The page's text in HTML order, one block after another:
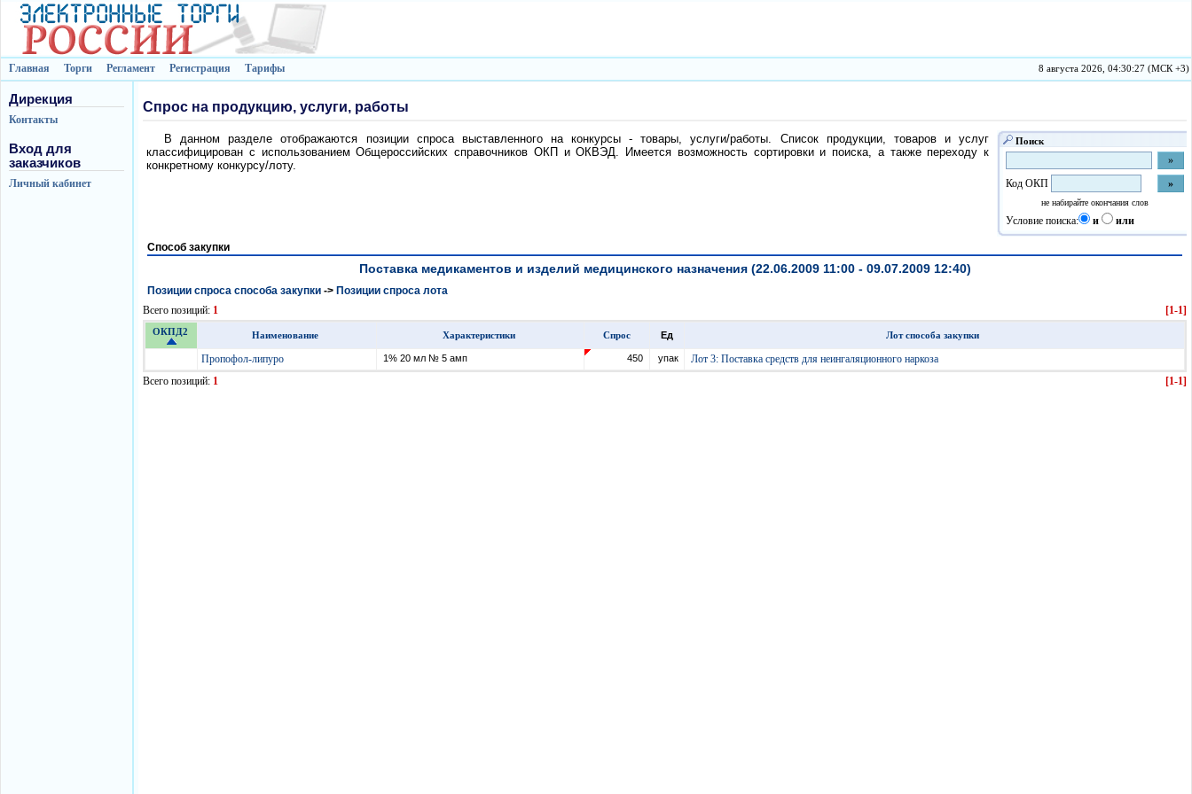
Главная Торги Регламент Регистрация Тарифы 8 августа 2026, 04:30:27 (МСК +3)
Дирекция
Контакты
Вход для
заказчиков
Личный кабинет
Спрос на продукцию, услуги, работы
В данном разделе отображаются позиции спроса выставленного на конкурсы - товары, услуги/работы. Список продукции, товаров и услуг
классифицирован с использованием Общероссийских справочников ОКП и ОКВЭД. Имеется возможность сортировки и поиска, а также переходу к
конкретному конкурсу/лоту.
Поиск
Код ОКП
не набирайте окончания слов
Условие поиска: и или
Способ закупки
Поставка медикаментов и изделий медицинского назначения (22.06.2009 11:00 - 09.07.2009 12:40)
Позиции спроса способа закупки -> Позиции спроса лота
Всего позиций: 1 [1-1]
ОКПД2 Наименование Характеристики Спрос Ед Лот способа закупки
Пропофол-липуро 1% 20 мл № 5 амп 450 упак
Лот 3: Поставка средств для неингаляционного наркоза
Всего позиций: 1 [1-1]